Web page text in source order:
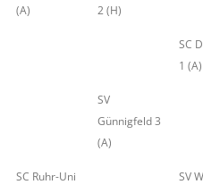
(A)
2 (H)
SC
1 (A)
SV
Günnigfeld 3
(A)
SC Ruhr-Uni
SV